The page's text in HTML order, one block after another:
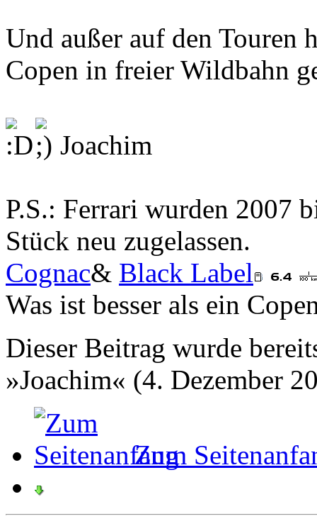
Und außer auf den Touren
Copen in freier Wildbahn
Joachim
P.S.: Ferrari wurden 2007
Stück neu zugelassen.
Cognac& Black Label
Was ist besser als ein
Dieser Beitrag wurde
»Joachim« (4. Dezember
Zum